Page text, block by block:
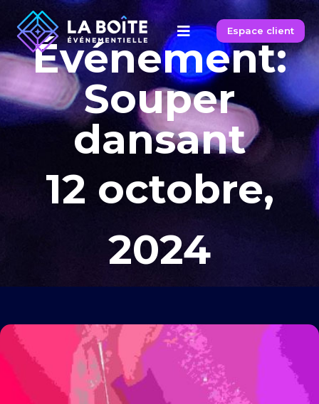
Espace client
Événement:
Souper
dansant
12 octobre,
2024